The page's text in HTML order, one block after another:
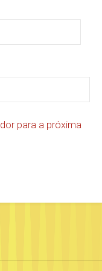
para a próxima